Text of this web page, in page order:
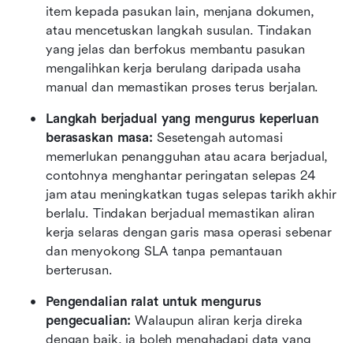
item kepada pasukan lain, menjana dokumen,
atau mencetuskan langkah susulan. Tindakan
yang jelas dan berfokus membantu pasukan
mengalihkan kerja berulang daripada usaha
manual dan memastikan proses terus berjalan.
Langkah berjadual yang mengurus keperluan
berasaskan masa: Sesetengah automasi
memerlukan penangguhan atau acara berjadual,
contohnya menghantar peringatan selepas 24
jam atau meningkatkan tugas selepas tarikh akhir
berlalu. Tindakan berjadual memastikan aliran
kerja selaras dengan garis masa operasi sebenar
dan menyokong SLA tanpa pemantauan
berterusan.
Pengendalian ralat untuk mengurus
pengecualian: Walaupun aliran kerja direka
dengan baik, ia boleh menghadapi data yang